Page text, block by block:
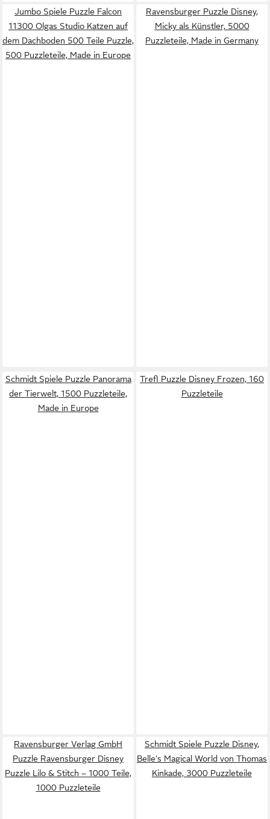
Jumbo Spiele Puzzle Falcon
11300 Olgas Studio Katzen auf
dem Dachboden 500 Teile Puzzle,
500 Puzzleteile, Made in Europe
Ravensburger Puzzle Disney,
Micky als Künstler, 5000
Puzzleteile, Made in Germany
Schmidt Spiele Puzzle Panorama
der Tierwelt, 1500 Puzzleteile,
Made in Europe
Trefl Puzzle Disney Frozen, 160
Puzzleteile
Ravensburger Verlag GmbH
Puzzle Ravensburger Disney
Puzzle Lilo & Stitch – 1000 Teile,
1000 Puzzleteile
Schmidt Spiele Puzzle Disney,
Belle's Magical World von Thomas
Kinkade, 3000 Puzzleteile